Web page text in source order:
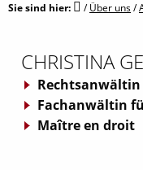
Sie sind hier: /Über uns/
CHRISTINA
Rechtsanwältin
Fachanwältin
Maître en droit